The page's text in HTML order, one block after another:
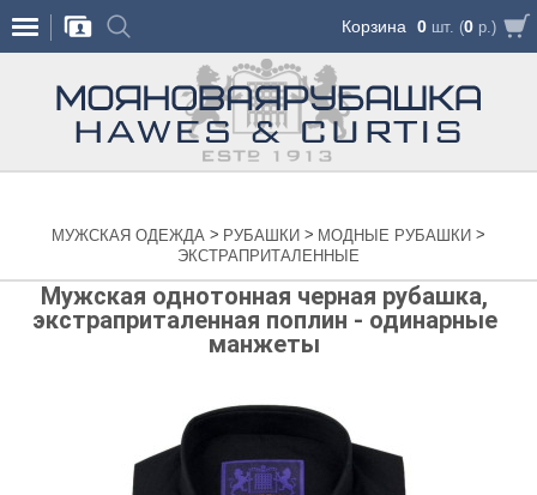
Корзина 0 шт. (0 р.)
МУЖСКАЯ ОДЕЖДА > РУБАШКИ > МОДНЫЕ РУБАШКИ >
ЭКСТРАПРИТАЛЕННЫЕ
Мужская однотонная черная рубашка,
экстраприталенная поплин - одинарные
манжеты